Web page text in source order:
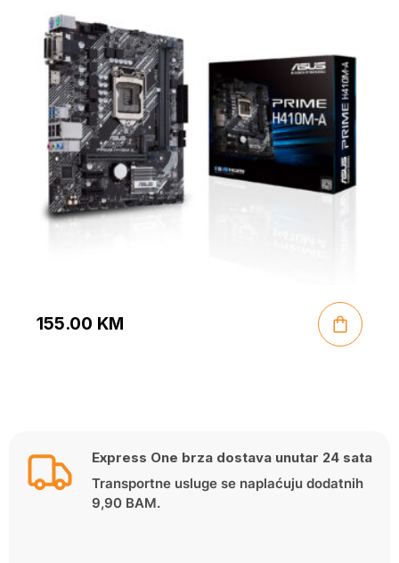
155.00 KM
Express One brza dostava unutar 24 sata
Transportne usluge se naplaćuju dodatnih
9,90 BAM.